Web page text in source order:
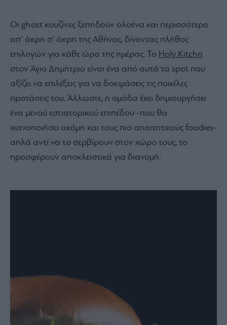
Οι ghost κουζίνες ξεπηδούν ολοένα και περισσότερο
απ’ άκρη σ’ άκρη της Αθήνας, δίνοντας πλήθος
επιλογών για κάθε ώρα της ημέρας. Το Holy Kitchn
στον Άγιο Δημήτριο είναι ένα από αυτά τα spot που
αξίζει να επιλέξεις για να δοκιμάσεις τις ποικίλες
προτάσεις του. Άλλωστε, η ομάδα έχει δημιουργήσει
ένα μενού εστιατορικού επιπέδου -που θα
ικανοποιήσει ακόμη και τους πιο απαιτητικούς foodies-
απλά αντί να το σερβίρουν στον χώρο τους, το
προσφέρουν αποκλειστικά για διανομή.